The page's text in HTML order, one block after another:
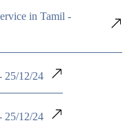
in Tamil -
25/12/24
25/12/24